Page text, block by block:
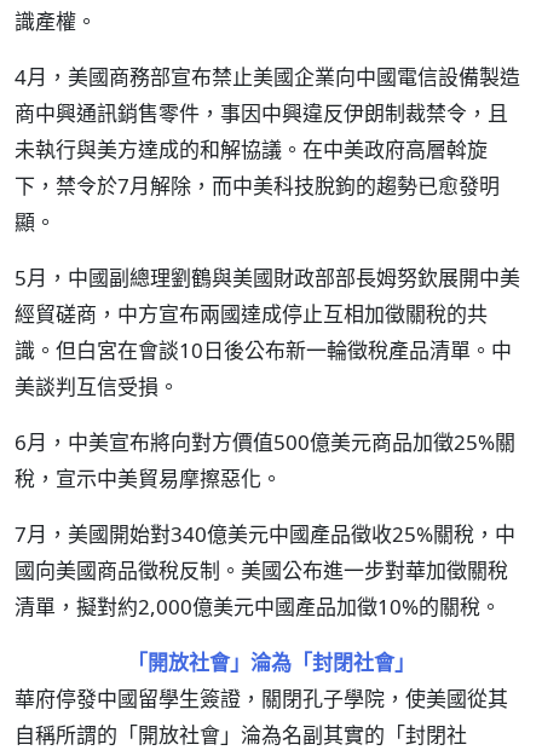
識產權。
4月，美國商務部宣布禁止美國企業向中國電信設備製造
商中興通訊銷售零件，事因中興違反伊朗制裁禁令，且
未執行與美方達成的和解協議。在中美政府高層斡旋
下，禁令於7月解除，而中美科技脫鉤的趨勢已愈發明
顯。
5月，中國副總理劉鶴與美國財政部部長姆努欽展開中美
經貿磋商，中方宣布兩國達成停止互相加徵關稅的共
識。但白宮在會談10日後公布新一輪徵稅產品清單。中
美談判互信受損。
6月，中美宣布將向對方價值500億美元商品加徵25%關
稅，宣示中美貿易摩擦惡化。
7月，美國開始對340億美元中國產品徵收25%關稅，中
國向美國商品徵稅反制。美國公布進一步對華加徵關稅
清單，擬對約2,000億美元中國產品加徵10%的關稅。
「開放社會」淪為「封閉社會」
華府停發中國留學生簽證，關閉孔子學院，使美國從其
自稱所謂的「開放社會」淪為名副其實的「封閉社